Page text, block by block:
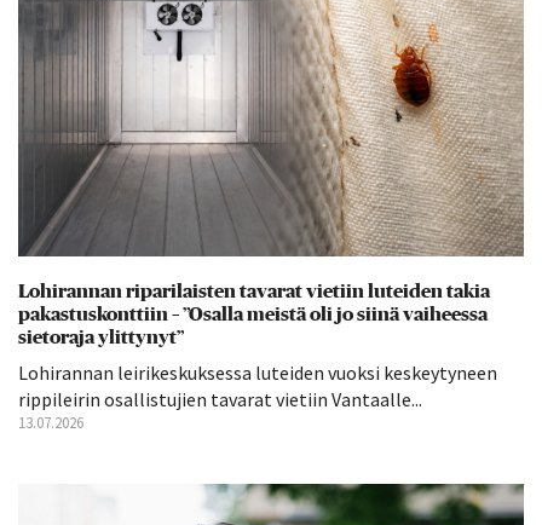
Lohirannan riparilaisten tavarat vietiin luteiden takia
pakastuskonttiin – ”Osalla meistä oli jo siinä vaiheessa
sietoraja ylittynyt”
Lohirannan leirikeskuksessa luteiden vuoksi keskeytyneen
rippileirin osallistujien tavarat vietiin Vantaalle...
13.07.2026